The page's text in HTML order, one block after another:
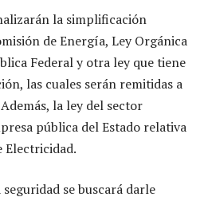
la simplificación
de Energía, Ley Orgánica
Federal y otra ley que tiene
las cuales serán remitidas a
la ley del sector
pública del Estado relativa
Electricidad.
se buscará darle